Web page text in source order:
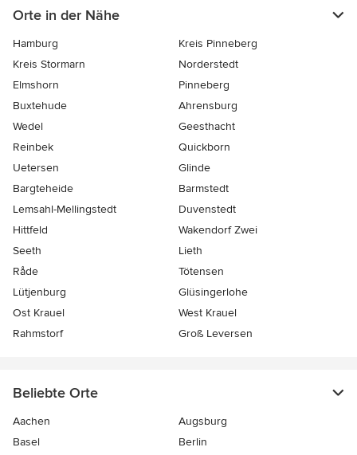
Orte in der Nähe
Hamburg
Kreis Pinneberg
Kreis Stormarn
Norderstedt
Elmshorn
Pinneberg
Buxtehude
Ahrensburg
Wedel
Geesthacht
Reinbek
Quickborn
Uetersen
Glinde
Bargteheide
Barmstedt
Lemsahl-Mellingstedt
Duvenstedt
Hittfeld
Wakendorf Zwei
Seeth
Lieth
Råde
Tötensen
Lütjenburg
Glüsingerlohe
Ost Krauel
West Krauel
Rahmstorf
Groß Leversen
Beliebte Orte
Aachen
Augsburg
Basel
Berlin